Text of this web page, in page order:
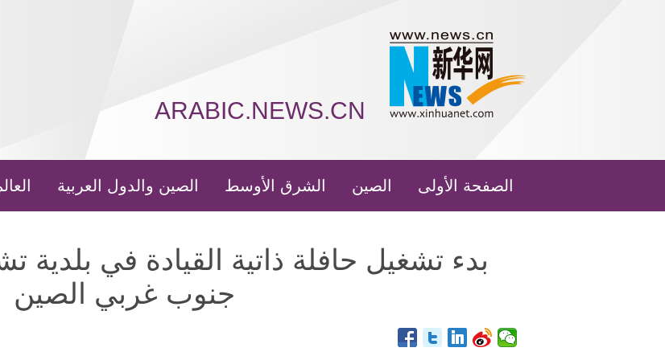
ARABIC.NEWS.CN
الصفحة الأولى الصين الشرق الأوسط الصين والدول العربية
بدء تشغيل حافلة ذاتية القيادة في بلدية
جنوب غربي الصين